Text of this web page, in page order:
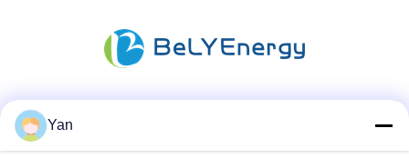
Yan